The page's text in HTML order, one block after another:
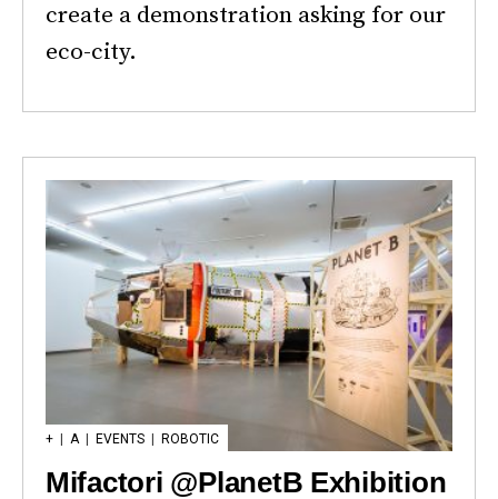
create a demonstration asking for our
eco-city.
+ A EVENTS ROBOTIC
Mifactori @PlanetB Exhibition